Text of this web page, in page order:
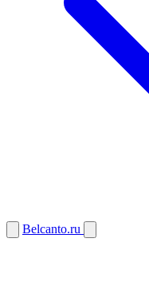
Belcanto.ru